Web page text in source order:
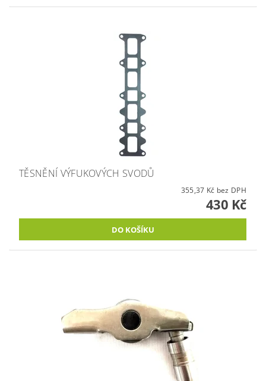
TĚSNĚNÍ VÝFUKOVÝCH SVODŮ
355,37 Kč bez DPH
430 Kč